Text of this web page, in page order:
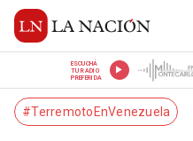
ESCUCHÁ
TU RADIO
PREFERIDA
#TerremotoEnVenezuela